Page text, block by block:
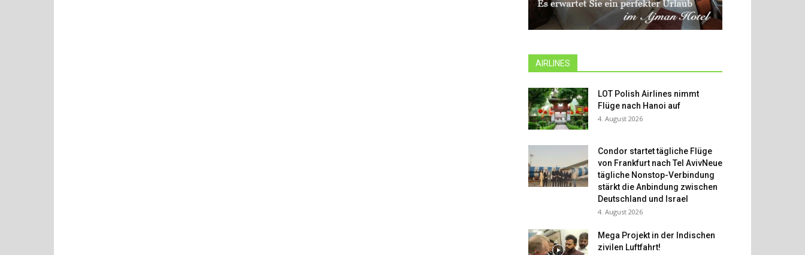
AIRLINES
LOT Polish Airlines nimmt
Flüge nach Hanoi auf
4. August 2026
Condor startet tägliche Flüge
von Frankfurt nach Tel AvivNeue
tägliche Nonstop-Verbindung
stärkt die Anbindung zwischen
Deutschland und Israel
4. August 2026
Mega Projekt in der Indischen
zivilen Luftfahrt!